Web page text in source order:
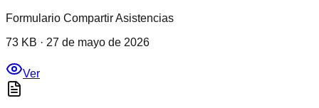
Formulario Compartir Asistencias
73 KB · 27 de mayo de 2026
Ver